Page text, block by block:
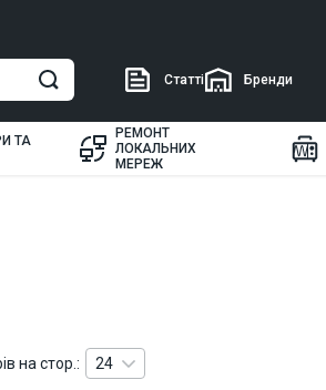
на стор.: 24
Статті Бренди
ТА
РЕМОНТ
ЛОКАЛЬНИХ
МЕРЕЖ